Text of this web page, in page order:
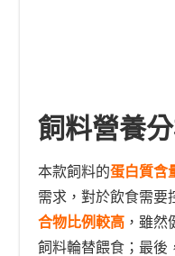
飼料營養
本款飼料的蛋白質含
需求，對於飲食需要
合物比例較高 ，雖
飼料輪替餵食；最後